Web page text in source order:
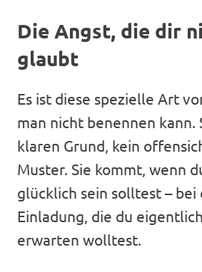
Die Angst, die dir
glaubt
Es ist diese spezielle Art
man nicht benennen kann.
klaren Grund, kein
Muster. Sie kommt, wenn
glücklich sein solltest – bei
Einladung, die du
erwarten wolltest.